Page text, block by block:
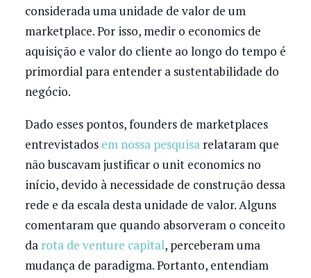
considerada uma unidade de valor de um
marketplace. Por isso, medir o economics de
aquisição e valor do cliente ao longo do tempo é
primordial para entender a sustentabilidade do
negócio.
Dado esses pontos, founders de marketplaces
entrevistadosem nossa pesquisarelataram que
não buscavam justificar o unit economics no
início, devido à necessidade de construção dessa
rede e da escala desta unidade de valor. Alguns
comentaram que quando absorveram o conceito
da rota de venture capital, perceberam uma
mudança de paradigma. Portanto, entendiam